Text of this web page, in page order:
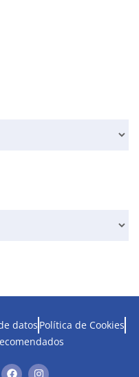
datos Política de Cookies